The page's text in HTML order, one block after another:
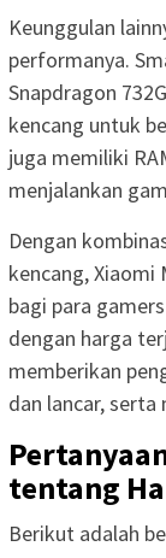
Keunggulan
performanya.
Snapdragon
kencang untuk
juga memiliki
menjalankan
Dengan
kencang,
bagi para
dengan harga
memberikan
dan lancar,
tentang
Berikut adalah